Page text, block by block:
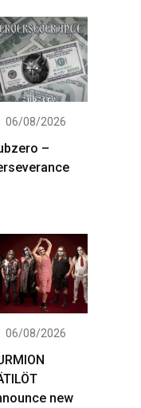
06/08/2026
–
06/08/2026
new